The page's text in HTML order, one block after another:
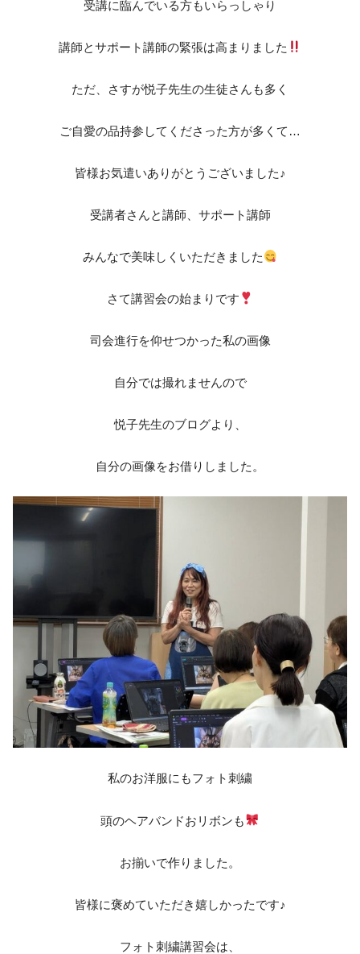
受講に臨んでいる方もいらっしゃり
講師とサポート講師の緊張は高まりました
ただ、さすが悦子先生の生徒さんも多く
ご自愛の品持参してくださった方が多くて…
皆様お気遣いありがとうございました♪
受講者さんと講師、サポート講師
みんなで美味しくいただきました
さて講習会の始まりです
司会進行を仰せつかった私の画像
自分では撮れませんので
悦子先生のブログより、
自分の画像をお借りしました。
私のお洋服にもフォト刺繍
頭のヘアバンドおリボンも
お揃いで作りました。
皆様に褒めていただき嬉しかったです♪
フォト刺繍講習会は、